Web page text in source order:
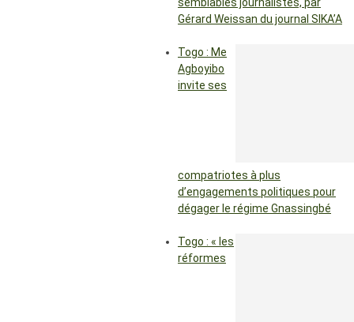
semblables journalistes, par
Gérard Weissan du journal SIKA’A
Togo : Me
Agboyibo
invite ses
compatriotes à plus
d’engagements politiques pour
dégager le régime Gnassingbé
Togo : « les
réformes